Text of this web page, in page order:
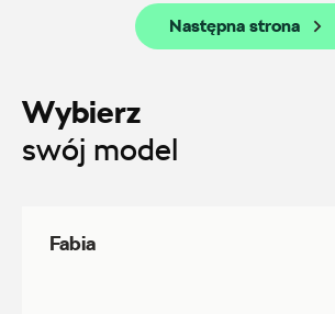
Następna strona
Wybierz
swój model
Fabia
ul. Stanisława Wernera 59,
+48 483 311 804
Laski 10A, Przykona